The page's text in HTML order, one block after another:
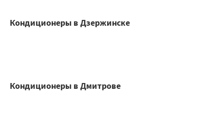
Кондиционеры в Дзержинске
Кондиционеры в Дмитрове